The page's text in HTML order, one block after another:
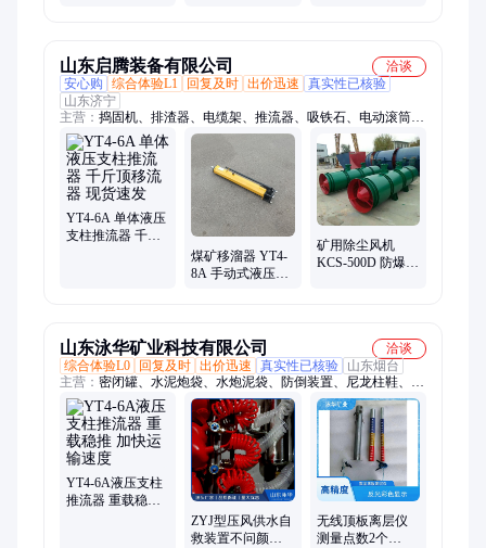
山东启腾装备有限公司
洽谈
安心购
综合体验L1 回复及时 出价迅速
真实性已核验
山东济宁
主营： 捣固机、排渣器、电缆架、推流器、吸铁石、电动滚筒、
电动闸门、电动推杆、局部风机、传送设备、牵引拖钩、交焊弧
机、声光报警器、矿用电焊机、电缆连接器、耙斗装岩机、矿用
不锈钢、避难硐室门、气动挡车栏、测斜装岩机、矿用道夹板、
轨道连接板、防爆矿用门、防爆电耙子、皮带机配件、矿用渡边
道
YT4-6A 单体液压
支柱推流器 千斤
煤矿移溜器 YT4-
8A 手动式液压推
矿用除尘风机
KCS-500D 防爆型
山东泳华矿业科技有限公司
洽谈
综合体验L0
回复及时 出价迅速 真实性已核验
山东烟台
主营： 密闭罐、水泥炮袋、水炮泥袋、防倒装置、尼龙柱鞋、引
导风机、铸铁地滚、密闭气囊、负压风筒、矿用气垛、隔爆水
袋、聚氨酯柱鞋、无缝导风筒、反光防倒带、聚氨酯地滚、汽水
分离器、尼龙地滚轮、防倾倒装置、爆破水炮袋、pvc电缆挂
钩、瓦斯封孔袋、防倒硬连接、矿用密闭材料、矿用电缆挂钩、
密闭充填材料
YT4-6A液压支柱
推流器 重载稳推
ZYJ型压风供水自
救装置不问颜值
无线顶板离层仪
测量点数2个